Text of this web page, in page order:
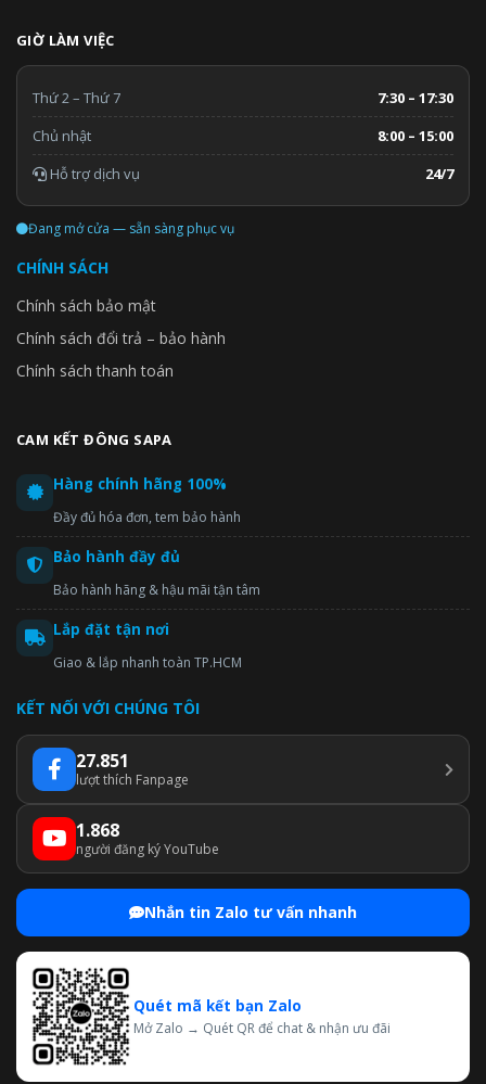
GIỜ LÀM VIỆC
Thứ 2 – Thứ 7
7:30 – 17:30
Chủ nhật
8:00 – 15:00
Hỗ trợ dịch vụ
24/7
Đang mở cửa — sẵn sàng phục vụ
CHÍNH SÁCH
Chính sách bảo mật
Chính sách đổi trả – bảo hành
Chính sách thanh toán
CAM KẾT ĐÔNG SAPA
Hàng chính hãng 100%
Đầy đủ hóa đơn, tem bảo hành
Bảo hành đầy đủ
Bảo hành hãng & hậu mãi tận tâm
Lắp đặt tận nơi
Giao & lắp nhanh toàn TP.HCM
KẾT NỐI VỚI CHÚNG TÔI
27.851
lượt thích Fanpage
1.868
người đăng ký YouTube
Nhắn tin Zalo tư vấn nhanh
Quét mã kết bạn Zalo
Mở Zalo → Quét QR để chat & nhận ưu đãi